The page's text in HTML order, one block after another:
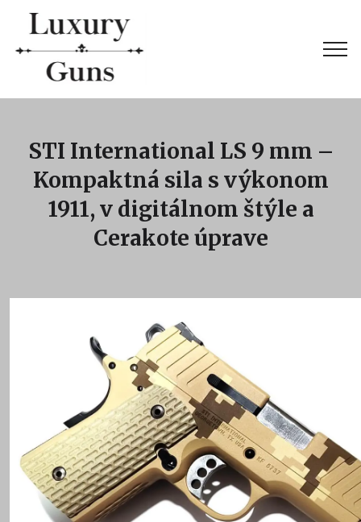
STI International LS 9 mm –
Kompaktná sila s výkonom
1911, v digitálnom štýle a
Cerakote úprave